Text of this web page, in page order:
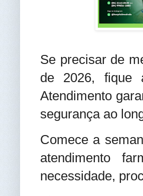
Se precisar de
de 2026, fique
Atendimento
segurança ao
Comece a
atendimento
necessidade,